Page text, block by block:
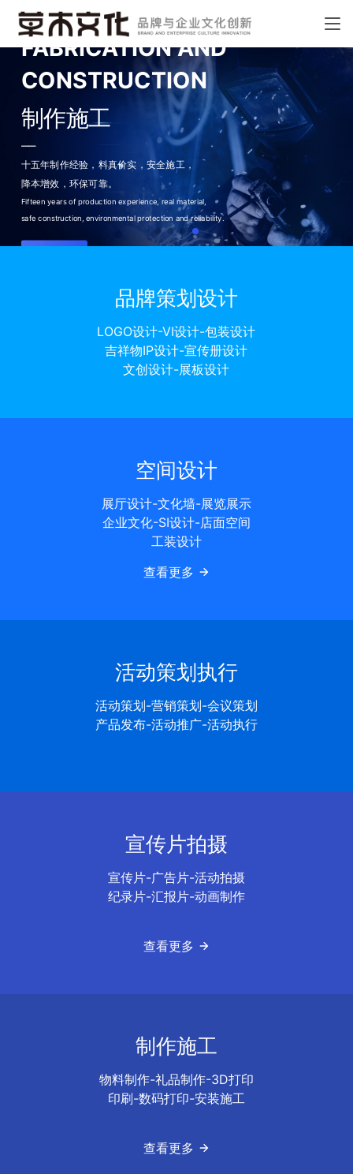
FABRICATION AND
CONSTRUCTION
制作施工
——
十五年制作经验，料真价实， 安全施工，
降本增效，环保可靠。
Fifteen years of production experience, real material,
safe construction, environmental protection and reliability.
品牌策划设计
LOGO设计-VI设计-包装设计
吉祥物IP设计-宣传册设计
文创设计-展板设计
空间设计
展厅设计-文化墙-展览展示
企业文化-SI设计-店面空间
工装设计
查看更多
活动策划执行
活动策划-营销策划-会议策划
产品发布-活动推广-活动执行
宣传片拍摄
宣传片-广告片-活动拍摄
纪录片-汇报片-动画制作
查看更多
制作施工
物料制作-礼品制作-3D打印
印刷-数码打印-安装施工
查看更多